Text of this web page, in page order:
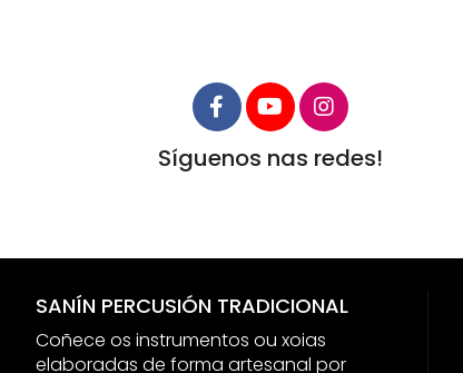
Síguenos nas redes!
SANÍN PERCUSIÓN TRADICIONAL
Coñece os instrumentos ou xoias
elaboradas de forma artesanal por